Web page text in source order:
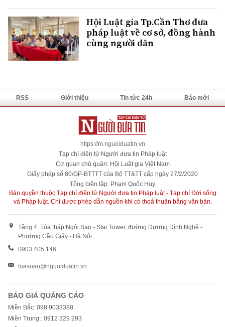
Hội Luật gia Tp.Cần Thơ đưa
pháp luật về cơ sở, đồng hành
cùng người dân
RSS Giới thiệu Tin tức 24h Báo mới
https://m.nguoiduatin.vn
Tạp chí điện tử Người đưa tin Pháp luật
Cơ quan chủ quản: Hội Luật gia Việt Nam
Giấy phép số 80/GP-BTTTT của Bộ TT&TT cấp ngày 27/2/2020
Tổng biên tập: Phạm Quốc Huy
Bản quyền thuộc Tạp chí điện tử Người đưa tin Pháp luật - Tạp chí Đời sống
và Pháp luật. Chỉ được phép dẫn nguồn khi có thoả thuận bằng văn bản.
Tầng 4, Tòa tháp Ngôi Sao - Star Tower, đường Dương Đình Nghệ -
Phường Cầu Giấy - Hà Nội
0903 405 146
toasoan@nguoiduatin.vn
BÁO GIÁ QUẢNG CÁO
Miền Bắc: 098 9033388
Miền Trung : 0912 329 293